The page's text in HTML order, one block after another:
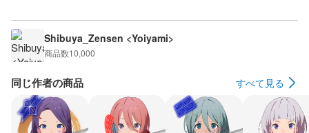
Shibuya_Zensen <Yoiyami>
商品数10,000
同じ作者の商品 すべて見る